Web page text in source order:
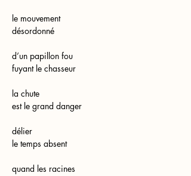
le mouvement
désordonné
d’un papillon fou
fuyant le chasseur
la chute
est le grand danger
délier
le temps absent
quand les racines